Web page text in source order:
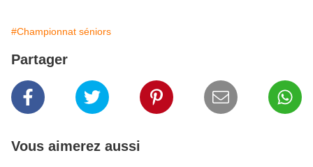
#Championnat séniors
Partager
Vous aimerez aussi